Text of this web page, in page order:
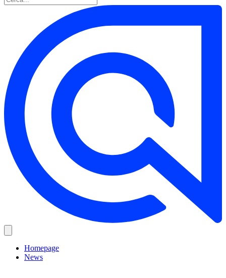
Homepage
News